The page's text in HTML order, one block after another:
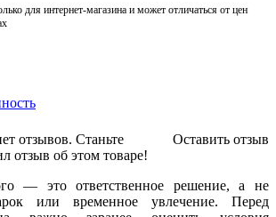
для интернет-магазина и может отличаться от цен
Оставить отзыв
отзывов. Станьте
отзыв об этом товаре!
— это ответственное решение, а не
или временное увлечение. Перед